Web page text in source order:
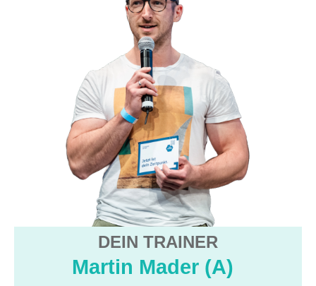
DEIN TRAINER
Martin Mader (A)